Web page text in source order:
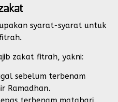
syarat-syarat untuk
zakat fitrah, yakni:
sebelum terbenam
Ramadhan.
terbenam matahari